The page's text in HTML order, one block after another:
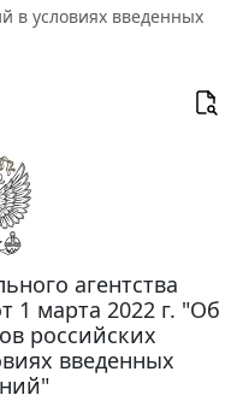
в условиях введенных
агентства
1 марта 2022 г. "Об
российских
введенных